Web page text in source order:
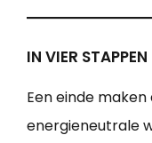
IN VIER
Een einde
energieneutrale